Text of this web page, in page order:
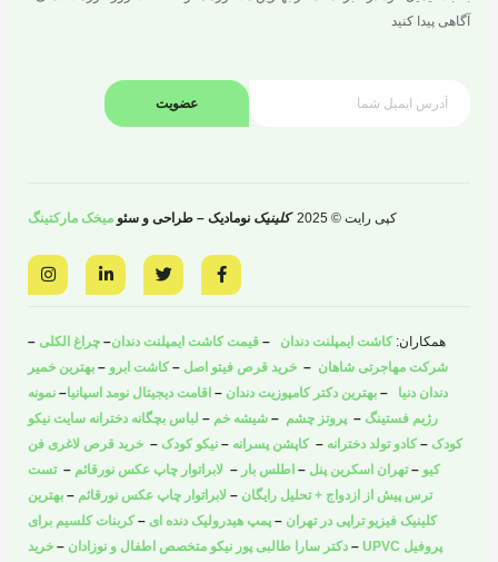
آگاهی پیدا کنید
عضویت
کپی رایت © 2025 کلینیک نومادیک – طراحی و سئو میخک مارکتینگ
F
a
c
o
o
k
-
w
i
e
r
L
i
n
d
-
n
I
n
s
g
r
a
m
همکاران: کاشت ایمپلنت دندان – قیمت کاشت ایمپلنت دندان– چراغ الکلی –
شرکت مهاجرتی شاهان – خرید قرص فیتو اصل –کاشت ابرو – بهترین خمیر
دندان دنیا – بهترین دکتر کامپوزیت دندان – اقامت دیجیتال نومد اسپانیا– نمونه
رژیم فستینگ – پروتز چشم – شیشه خم – لباس بچگانه دخترانه سایت نیکو
کودک –کادو تولد دخترانه –کاپشن پسرانه – نیکو کودک – خرید قرص لاغری فن
کیو –تهران اسکرین پنل – اطلس بار – لابراتوار چاپ عکس نورقائم –تست
ترس پیش از ازدواج + تحلیل رایگان – لابراتوار چاپ عکس نورقائم – بهترین
کلینیک فیزیو تراپی در تهران – پمپ هیدرولیک دنده ای –کربنات کلسیم برای
پروفیل UPVC
– دکتر سارا طالبی پور نیکو متخصص اطفال و نوزادان – خرید